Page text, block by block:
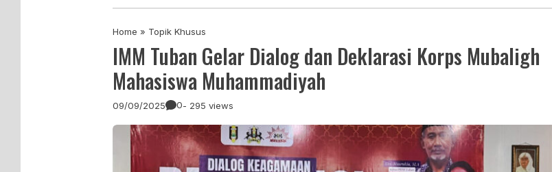
Home » Topik Khusus
IMM Tuban Gelar Dialog dan Deklarasi Korps Mubaligh
Mahasiswa Muhammadiyah
09/09/2025 0- 295 views